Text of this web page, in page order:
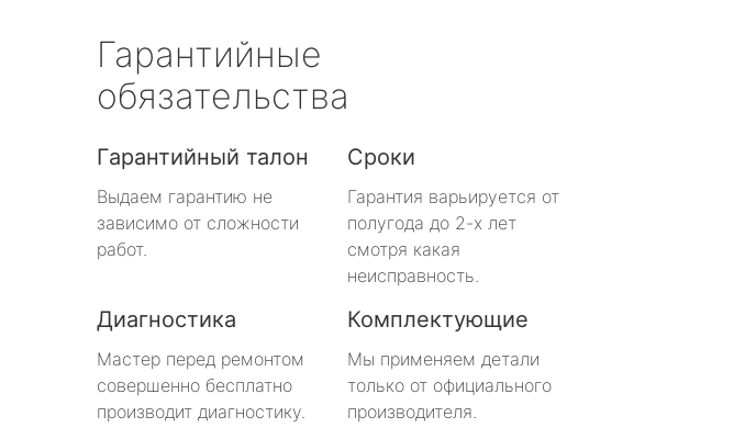
Гарантийные
обязательства
Гарантийный талон
Выдаем гарантию не
зависимо от сложности
работ.
Сроки
Гарантия варьируется от
полугода до 2-х лет
смотря какая
неисправность.
Диагностика
Мастер перед ремонтом
совершенно бесплатно
производит диагностику.
Комплектующие
Мы применяем детали
только от официального
производителя.